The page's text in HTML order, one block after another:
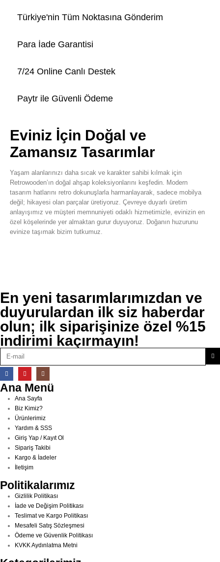
Türkiye'nin Tüm Noktasına Gönderim
Para İade Garantisi
7/24 Online Canlı Destek
Paytr ile Güvenli Ödeme
Eviniz İçin Doğal ve
Zamansız Tasarımlar
Yaşam alanlarınızı daha sıcak ve karakter sahibi kılmak için
Retrowooden’ın doğal ahşap koleksiyonlarını keşfedin. Modern
tasarım hatlarını retro dokunuşlarla harmanlayarak, sadece mobilya
değil; hikayesi olan parçalar üretiyoruz. Çevreye duyarlı üretim
anlayışımız ve müşteri memnuniyeti odaklı hizmetimizle, evinizin en
özel köşelerinde yer almaktan gurur duyuyoruz. Doğanın huzurunu
evinize taşımak bizim tutkumuz.
En yeni tasarımlarımızdan ve
duyurulardan ilk siz haberdar
olun; ilk siparişinize özel %15
indirimi kaçırmayın!
Ana Menü
Ana Sayfa
Biz Kimiz?
Ürünlerimiz
Yardım & SSS
Giriş Yap / Kayıt Ol
Sipariş Takibi
Kargo & İadeler
İletişim
Politikalarımız
Gizlilik Politikası
İade ve Değişim Politikası
Teslimat ve Kargo Politikası
Mesafeli Satış Sözleşmesi
Ödeme ve Güvenlik Politikası
KVKK Aydınlatma Metni